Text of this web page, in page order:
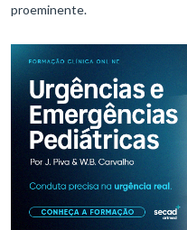
proeminente.